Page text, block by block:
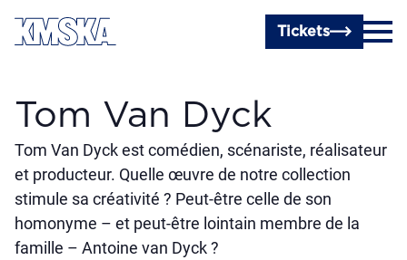
Passer au contenu principal
Tickets
Tom Van Dyck
Tom Van Dyck est comédien, scénariste, réalisateur
et producteur. Quelle œuvre de notre collection
stimule sa créativité ? Peut-être celle de son
homonyme – et peut-être lointain membre de la
famille – Antoine van Dyck ?